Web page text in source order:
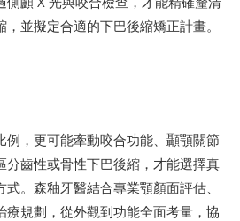
並擬定合適的下巴後縮矯正計畫。
例，更可能牽動咬合功能、顳顎關節
分齒性或骨性下巴後縮，才能選擇真
。森釉牙醫結合專業顎顏面評估、
療規劃，從外觀到功能全面考量，協